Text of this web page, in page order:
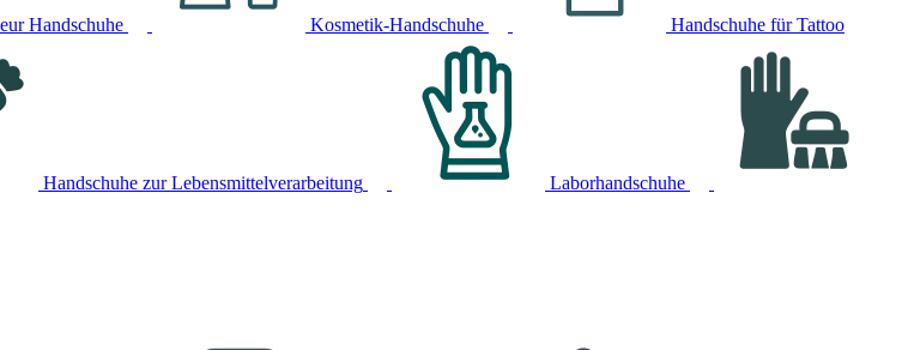
Handschuhe Kosmetik-Handschuhe Handschuhe für Tattoo
Handschuhe zur Lebensmittelverarbeitung
Laborhandschuhe